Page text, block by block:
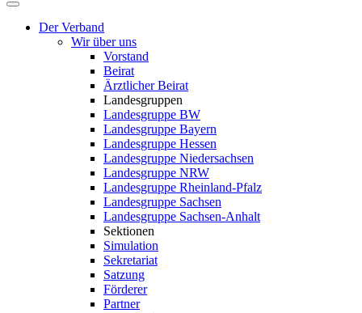
Der Verband
Wir über uns
Vorstand
Beirat
Ärztlicher Beirat
Landesgruppen
Landesgruppe BW
Landesgruppe Bayern
Landesgruppe Hessen
Landesgruppe Niedersachsen
Landesgruppe NRW
Landesgruppe Rheinland-Pfalz
Landesgruppe Sachsen
Landesgruppe Sachsen-Anhalt
Sektionen
Simulation
Sekretariat
Satzung
Förderer
Partner